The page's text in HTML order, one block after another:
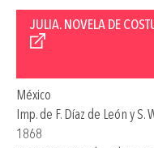
JULIA. NOVELA DE
México
Imp. de F. Díaz de León y S.
1868